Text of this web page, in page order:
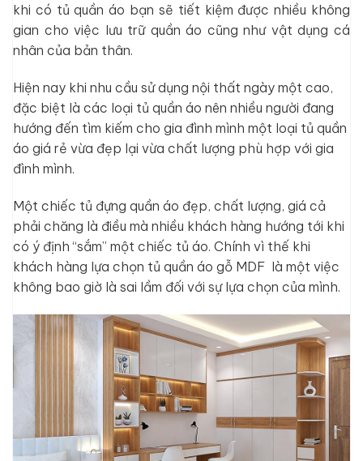
khi có tủ quần áo bạn sẽ tiết kiệm được nhiều không
gian cho việc lưu trữ quần áo cũng như vật dụng cá
nhân của bản thân.
Hiện nay khi nhu cầu sử dụng nội thất ngày một cao,
đặc biệt là các loại tủ quần áo nên nhiều người đang
hướng đến tìm kiếm cho gia đình mình một loại tủ quần
áo giá rẻ vừa đẹp lại vừa chất lượng phù hợp với gia
đình mình.
Một chiếc tủ đựng quần áo đẹp, chất lượng, giá cả
phải chăng là điều mà nhiều khách hàng hướng tới khi
có ý định “sắm” một chiếc tủ áo. Chính vì thế khi
khách hàng lựa chọn tủ quần áo gỗ MDF là một việc
không bao giờ là sai lầm đối với sự lựa chọn của mình.